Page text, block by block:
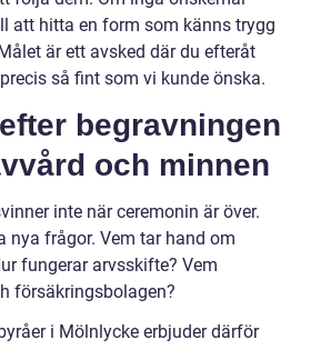
att hitta en form som känns trygg
är ett avsked där du efteråt
så fint som vi kunde önska.
begravningen
och minnen
inte när ceremonin är över.
nya frågor. Vem tar hand om
fungerar arvsskifte? Vem
försäkringsbolagen?
i Mölnlycke erbjuder därför